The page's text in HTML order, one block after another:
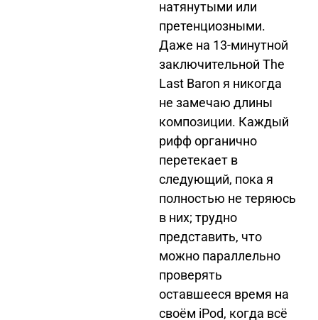
натянутыми или
претенциозными.
Даже на 13-минутной
заключительной The
Last Baron я никогда
не замечаю длины
композиции. Каждый
рифф органично
перетекает в
следующий, пока я
полностью не теряюсь
в них; трудно
представить, что
можно параллельно
проверять
оставшееся время на
своём iPod, когда всё